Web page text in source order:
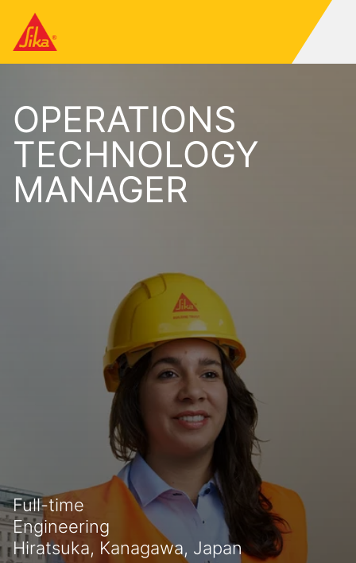
OPERATIONS
TECHNOLOGY
MANAGER
Full-time
Engineering
Hiratsuka, Kanagawa, Japan